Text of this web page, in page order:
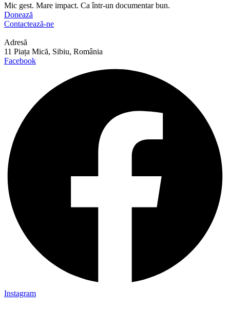
Mic gest. Mare impact. Ca într-un documentar bun.
Donează
Contactează-ne
Adresă
11 Piața Mică, Sibiu, România
Facebook
Instagram